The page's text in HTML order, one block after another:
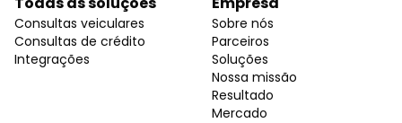
Consultas veiculares
Consultas de crédito
Integrações
Sobre nós
Parceiros
Soluções
Nossa missão
Resultado
Mercado